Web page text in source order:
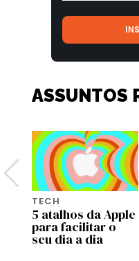
ASSUNTOS
TECH
5 atalhos da Apple
para facilitar o
seu dia a dia